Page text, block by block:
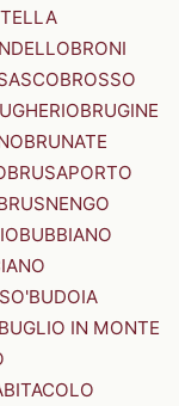
BRONI
BROSSO
BRUGINE
BRUNATE
BRUSAPORTO
BUBBIANO
BUDOIA
BUGLIO IN MONTE